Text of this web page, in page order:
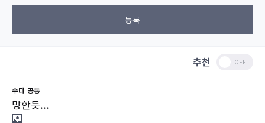
등록
추천
수다 공통
망한듯...